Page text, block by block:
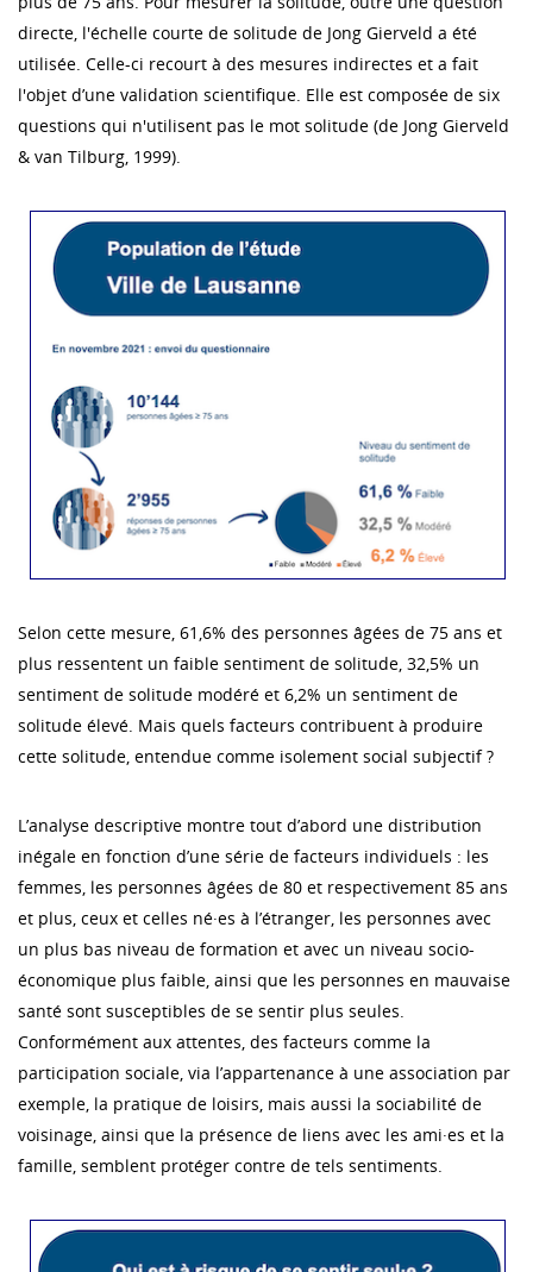
directe, l'échelle courte de solitude de Jong Gierveld a été
utilisée. Celle-ci recourt à des mesures indirectes et a fait
l'objet d’une validation scientifique. Elle est composée de six
questions qui n'utilisent pas le mot solitude (de Jong Gierveld
& van Tilburg, 1999).
Selon cette mesure, 61,6% des personnes âgées de 75 ans et
plus ressentent un faible sentiment de solitude, 32,5% un
sentiment de solitude modéré et 6,2% un sentiment de
solitude élevé. Mais quels facteurs contribuent à produire
cette solitude, entendue comme isolement social subjectif ?
L’analyse descriptive montre tout d’abord une distribution
inégale en fonction d’une série de facteurs individuels : les
femmes, les personnes âgées de 80 et respectivement 85 ans
et plus, ceux et celles né·es à l’étranger, les personnes avec
un plus bas niveau de formation et avec un niveau socio-
économique plus faible, ainsi que les personnes en mauvaise
santé sont susceptibles de se sentir plus seules.
Conformément aux attentes, des facteurs comme la
participation sociale, via l’appartenance à une association par
exemple, la pratique de loisirs, mais aussi la sociabilité de
voisinage, ainsi que la présence de liens avec les ami·es et la
famille, semblent protéger contre de tels sentiments.